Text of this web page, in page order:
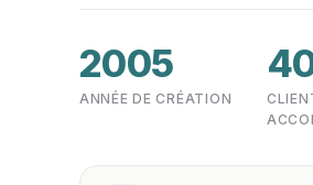
2005
ANNÉE DE CRÉATION